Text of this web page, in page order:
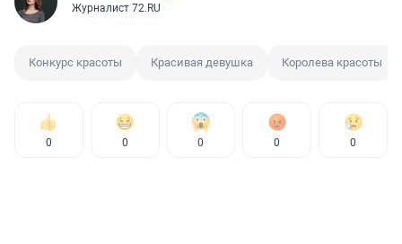
Журналист 72.RU
Конкурс красоты Красивая девушка Королева красоты
0 0 0 0 0